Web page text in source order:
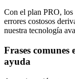
Con el plan PRO, los
errores costosos
nuestra tecnología
Frases
ayuda